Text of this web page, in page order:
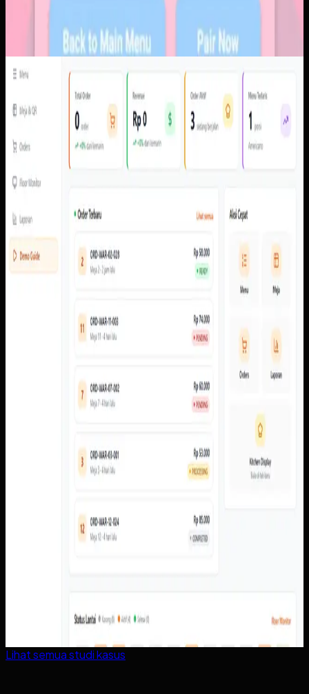
Software Kustom
QR Ordering
Sebelumnya
Order perlu membawa konteks meja, item, pembayaran,
dan status secara konsisten dari perangkat pelanggan ke
admin dan kitchen tanpa bergantung pada konfirmasi
manual.
Yang kami bangun
Dari screenshot yang tersedia, sistem memiliki alur scan
meja, menu pelanggan, cart, pembayaran, pembayaran,
status pesanan, dasbor admin, pengaturan meja dan QR,
laporan, floor monitor, serta kitchen display.
Baca studi kasus
Lihat semua studi kasus